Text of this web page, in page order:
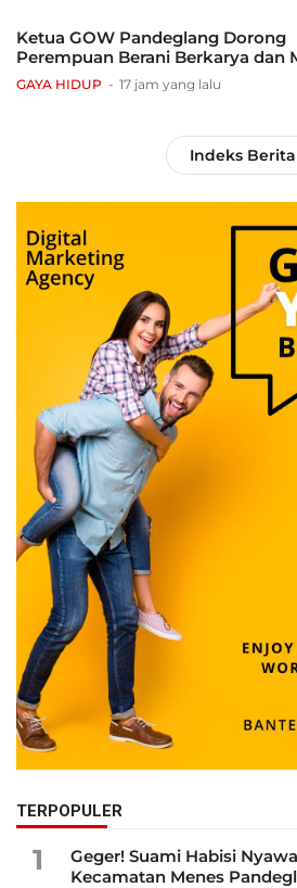
Ketua GOW Pandeglang Dorong
Perempuan Berani Berkarya dan
GAYA HIDUP 17 jam yang lalu
Indeks Berita
TERPOPULER
1
Geger! Suami Habisi
Kecamatan Menes